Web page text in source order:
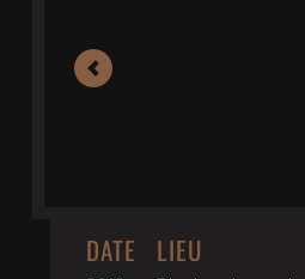
DATE LIEU